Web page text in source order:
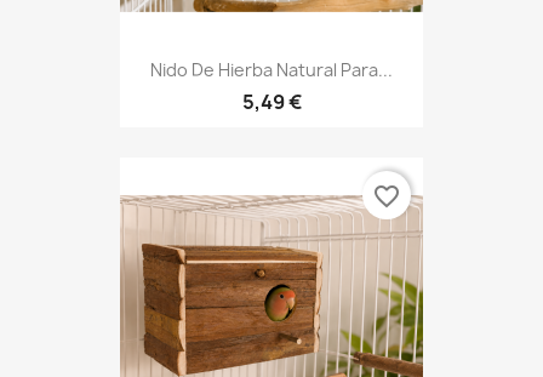
Nido De Hierba Natural Para...
5,49 €
favorite_border